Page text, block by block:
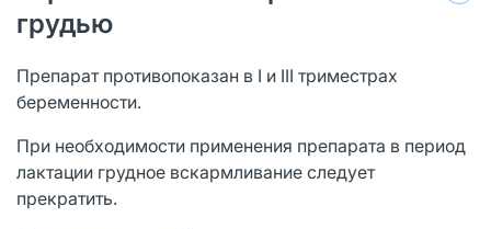
грудью
Препарат противопоказан в I и III триместрах
беременности.
При необходимости применения препарата в период
лактации грудное вскармливание следует
прекратить.